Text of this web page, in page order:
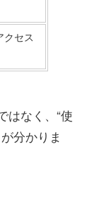
クセス
はなく、“使
分かりま